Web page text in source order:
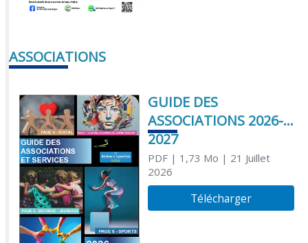
ASSOCIATIONS
GUIDE DES
ASSOCIATIONS 2026-
2027
PDF| 1,73 Mo | 21 Juillet
2026
Télécharger